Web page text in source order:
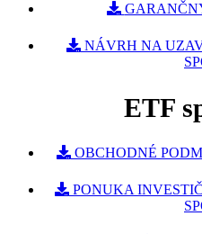
NÁVRH NA
ETF
OBCHODNÉ
PONUKA